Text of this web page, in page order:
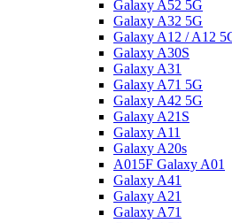
Galaxy A52 5G
Galaxy A32 5G
Galaxy A12 / A12
Galaxy A30S
Galaxy A31
Galaxy A71 5G
Galaxy A42 5G
Galaxy A21S
Galaxy A11
Galaxy A20s
A015F Galaxy A01
Galaxy A41
Galaxy A21
Galaxy A71